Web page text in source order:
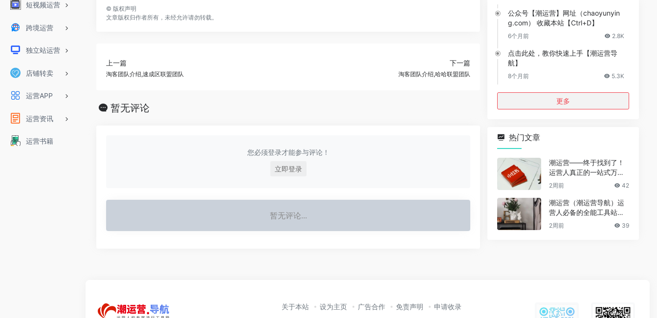
短视频运营
跨境运营
独立站运营
店铺转卖
运营APP
运营资讯
运营书籍
© 版权声明
文章版权归作者所有，未经允许请勿转载。
上一篇
淘客团队介绍,速成区联盟团队
下一篇
淘客团队介绍,哈哈联盟团队
暂无评论
您必须登录才能参与评论！
立即登录
暂无评论...
公众号【潮运营】网址（chaoyunyin
g.com） 收藏本站【Ctrl+D】
6个月前 2.8K
点击此处，教你快速上手【潮运营导
航】
8个月前 5.3K
更多
热门文章
潮运营——终于找到了！
运营人真正的一站式万能
资源导航（免费、无广
2周前 42
潮运营（潮运营导航）运
营人必备的全能工具站｜
完整功能详解
2周前 39
关于本站 设为主页 广告合作 免责声明 申请收录